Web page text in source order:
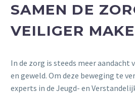
SAMEN DE
VEILIGER
In de zorg is steeds meer aandacht
en geweld. Om deze beweging te
experts in de Jeugd- en